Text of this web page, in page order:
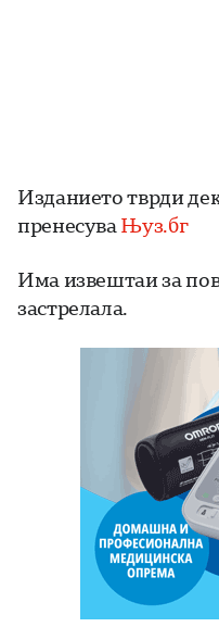
Изданието тврди
пренесуваЊуз.бг
Има извештаи за
застрелала.